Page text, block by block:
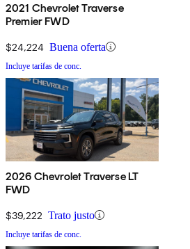
2021 Chevrolet Traverse
Premier FWD
$24,224 Buena oferta
Incluye tarifas de conc.
2026 Chevrolet Traverse LT
FWD
$39,222 Trato justo
Incluye tarifas de conc.